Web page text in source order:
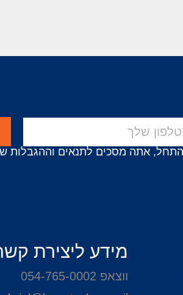
אתה מסכים לתנאים וההגבלות
מידע ליצירת
ווצאפ 054-765-0002